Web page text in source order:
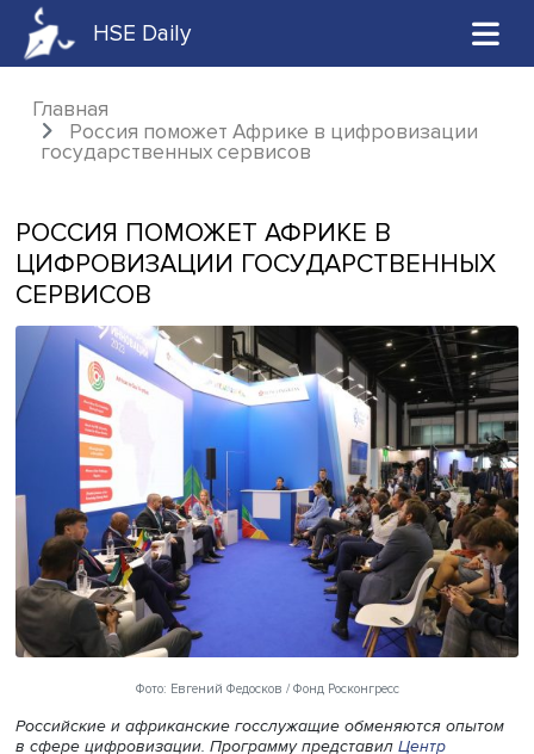
HSE Daily
Главная
Россия поможет Африке в
РОССИЯ ПОМОЖЕТ АФРИКЕ В
ЦИФРОВИЗАЦИИ
СЕРВИСОВ